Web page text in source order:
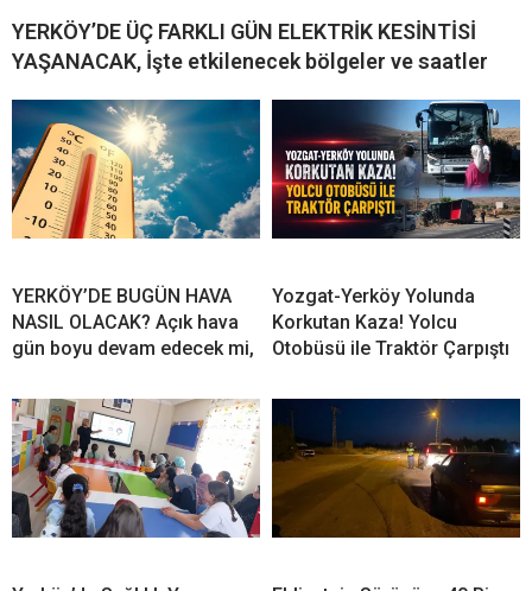
YERKÖY’DE ÜÇ FARKLI GÜN ELEKTRİK KESİNTİSİ
YAŞANACAK, İşte etkilenecek bölgeler ve saatler
YERKÖY’DE BUGÜN HAVA
NASIL OLACAK? Açık hava
gün boyu devam edecek mi,
Yozgat-Yerköy Yolunda
Korkutan Kaza! Yolcu
Otobüsü ile Traktör Çarpıştı